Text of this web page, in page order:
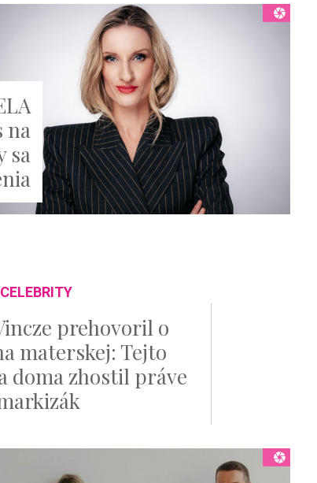
na
sa
CELEBRITY
prehovoril o
materskej: Tejto
doma zhostil práve